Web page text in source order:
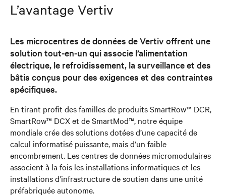
L’avantage Vertiv
Les microcentres de données de Vertiv offrent une
solution tout-en-un qui associe l’alimentation
électrique, le refroidissement, la surveillance et des
bâtis conçus pour des exigences et des contraintes
spécifiques.
En tirant profit des familles de produits SmartRow™ DCR,
SmartRow™ DCX et de SmartMod™, notre équipe
mondiale crée des solutions dotées d’une capacité de
calcul informatisé puissante, mais d’un faible
encombrement. Les centres de données micromodulaires
associent à la fois les installations informatiques et les
installations d’infrastructure de soutien dans une unité
préfabriquée autonome.